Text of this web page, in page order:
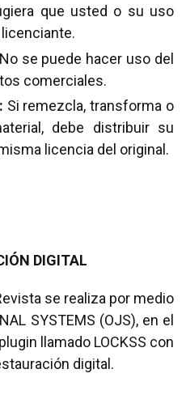
que usted o su uso
No se puede hacer uso del
comerciales.
Si remezcla, transforma o
debe distribuir su
licencia del original.
DIGITAL
se realiza por medio
SYSTEMS (OJS), en el
llamado LOCKSS con
digital.